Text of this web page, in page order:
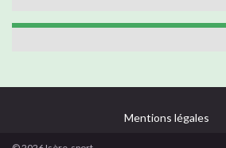
Mentions légales